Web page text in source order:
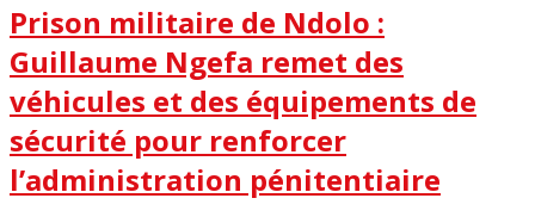
Prison militaire de Ndolo :
Guillaume Ngefa remet des
véhicules et des équipements de
sécurité pour renforcer
l’administration pénitentiaire